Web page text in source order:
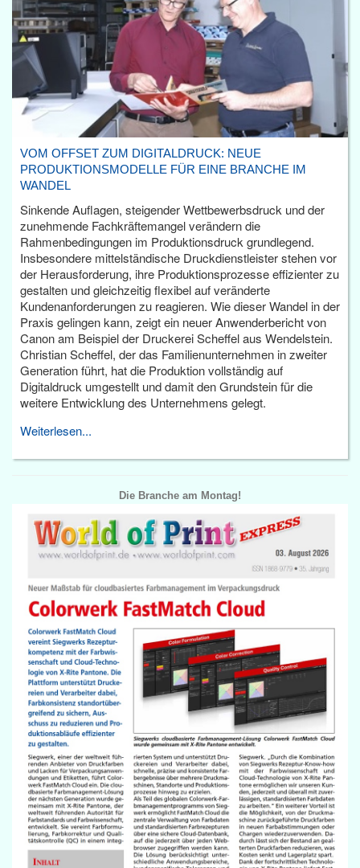
VOM OFFSET ZUM DIGITALDRUCK: NEUE
PRODUKTIONSMODELLE FÜR EINE BRANCHE IM
WANDEL
Sinkende Auflagen, steigender Wettbewerbsdruck und der
zunehmende Fachkräftemangel verändern die
Rahmenbedingungen im Produktionsdruck grundlegend.
Insbesondere mittelständische Druckdienstleister stehen vor
der Herausforderung, ihre Produktionsprozesse effizienter zu
gestalten und gleichzeitig flexibel auf veränderte
Kundenanforderungen zu reagieren. Wie dieser Wandel in der
Praxis gelingen kann, zeigt ein neuer Anwenderbericht von
Canon am Beispiel der Druckerei Scheffel aus Wendelstein.
Christian Scheffel, der das Familienunternehmen in zweiter
Generation führt, hat die Produktion vollständig auf
Digitaldruck umgestellt und damit den Grundstein für die
weitere Entwicklung des Unternehmens gelegt.
Weiterlesen...
Die Branche am Montag!